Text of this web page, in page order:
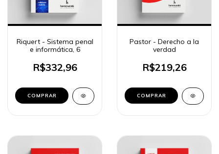
Riquert - Sistema penal
e informática, 6
R$332,96
COMPRAR
Pastor - Derecho a la
verdad
R$219,26
COMPRAR